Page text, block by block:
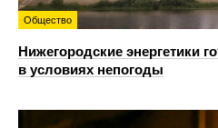
Общество
Нижегородские энергетики
в условиях непогоды